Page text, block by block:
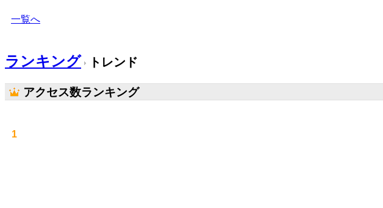
一覧へ
ランキング トレンド
アクセス数ランキング
1